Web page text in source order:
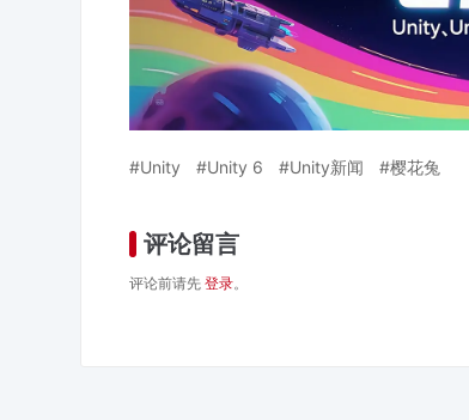
Unity Unity 6 Unity新闻 樱花兔
评论留言
评论前请先登录。